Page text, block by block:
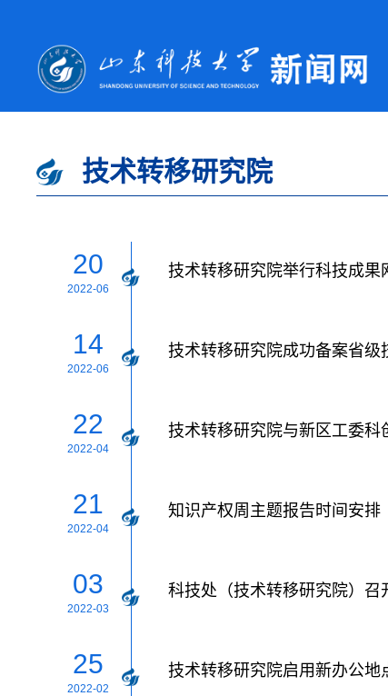
技术转移研究院
20
2022-06
技术转移研究院举行科技成果
14
2022-06
技术转移研究院成功备案省级
22
2022-04
技术转移研究院与新区工委
21
2022-04
知识产权周主题报告时间安排
03
2022-03
科技处（技术转移研究院）召
25
2022-02
技术转移研究院启用新办公地